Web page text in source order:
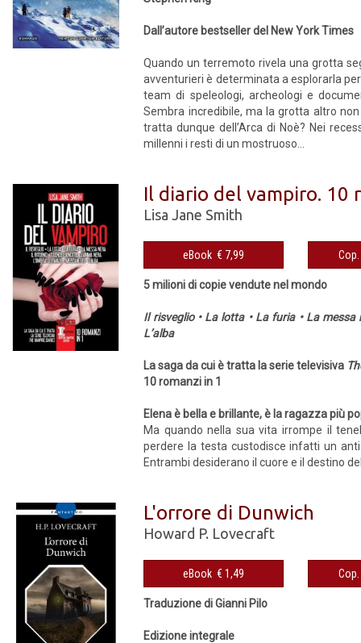
Dall’autore bestseller del New York Times
Quando un terremoto rivela una grotta
avventurieri è determinata a esplorarla
team di speleologi, archeologi e
Sembra incredibile, ma la grotta altro
tratta dunque dell’Arca di Noè? Nei
millenni i resti di un mostruoso...
Il diario del vampiro. 10
Lisa Jane Smith
eBook € 7,99
5 milioni di copie vendute nel mondo
Il risveglio • La lotta • La furia • La messa
L’alba
La saga da cui è tratta la serie televisiva
10 romanzi in 1
Elena è bella e brillante, è la ragazza più
Ma quando nella sua vita irrompe il
perdere la testa custodisce infatti un
Entrambi desiderano il cuore e il destino
L'orrore di Dunwich
Howard P. Lovecraft
eBook € 1,49
Traduzione di Gianni Pilo
Edizione integrale